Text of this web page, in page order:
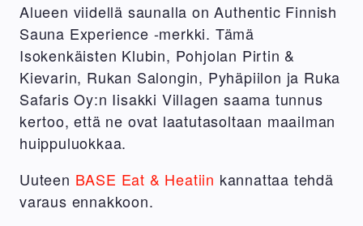
Alueen viidellä saunalla on Authentic Finnish
Sauna Experience -merkki. Tämä
Isokenkäisten Klubin, Pohjolan Pirtin &
Kievarin, Rukan Salongin, Pyhäpiilon ja Ruka
Safaris Oy:n Iisakki Villagen saama tunnus
kertoo, että ne ovat laatutasoltaan maailman
huippuluokkaa.
Uuteen BASE Eat & Heatiin kannattaa tehdä
varaus ennakkoon.